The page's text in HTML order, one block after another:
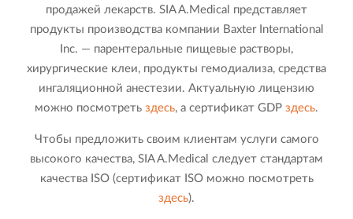
продажей лекарств. SIA A.Medical представляет
продукты производства компании Baxter International
Inc. — парентеральные пищевые растворы,
хирургические клеи, продукты гемодиализа, средства
ингаляционной анестезии. Актуальную лицензию
можно посмотреть здесь, а сертификат GDP здесь.
Чтобы предложить своим клиентам услуги самого
высокого качества, SIA A.Medical следует стандартам
качества ISO (сертификат ISO можно посмотреть
здесь).